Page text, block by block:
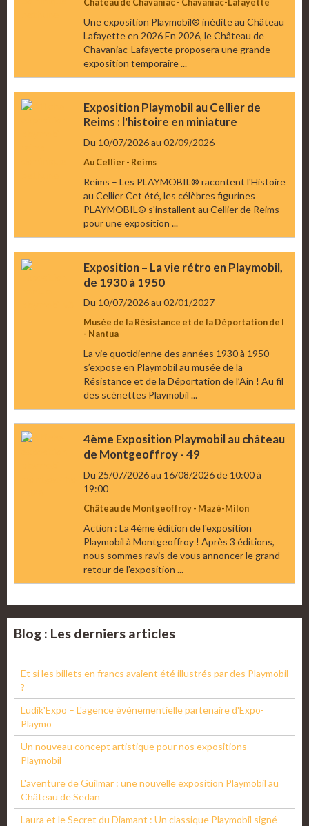
Chateau de Chavaniac - Chavaniac-Lafayette
Une exposition Playmobil® inédite au Château
Lafayette en 2026 En 2026, le Château de
Chavaniac-Lafayette proposera une grande
exposition temporaire ...
Exposition Playmobil au Cellier de
Reims : l'histoire en miniature
Du 10/07/2026au 02/09/2026
Au Cellier - Reims
Reims – Les PLAYMOBIL® racontent l'Histoire
au Cellier Cet été, les célèbres figurines
PLAYMOBIL® s'installent au Cellier de Reims
pour une exposition ...
Exposition – La vie rétro en Playmobil,
de 1930 à 1950
Du 10/07/2026au 02/01/2027
Musée de la Résistance et de la Déportation de l
- Nantua
La vie quotidienne des années 1930 à 1950
s’expose en Playmobil au musée de la
Résistance et de la Déportation de l’Ain ! Au fil
des scénettes Playmobil ...
4ème Exposition Playmobil au château
de Montgeoffroy - 49
Du 25/07/2026au 16/08/2026de 10:00à
19:00
Château de Montgeoffroy - Mazé-Milon
Action : La 4ème édition de l'exposition
Playmobil à Montgeoffroy ! Après 3 éditions,
nous sommes ravis de vous annoncer le grand
retour de l'exposition ...
Blog : Les derniers articles
Et si les billets en francs avaient été illustrés par des Playmobil
?
Ludik'Expo – L'agence événementielle partenaire d'Expo-
Playmo
Un nouveau concept artistique pour nos expositions
Playmobil
L'aventure de Guilmar : une nouvelle exposition Playmobil au
Château de Sedan
Laura et le Secret du Diamant : Un classique Playmobil signé